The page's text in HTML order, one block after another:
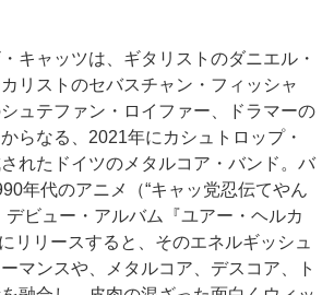
キャッツは、ギタリストのダニエル・
リストのセバスチャン・フィッシャ
ュテファン・ロイファー、ドラマーの
らなる、2021年にカシュトロップ・
れたドイツのメタルコア・バンド。バ
年代のアニメ（“キャッ党忍伝てやん
デビュー・アルバム『ユアー・ヘルカ
リリースすると、そのエネルギッシュ
マンスや、メタルコア、デスコア、ト